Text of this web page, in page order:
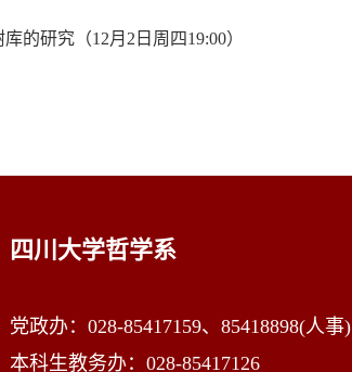
的研究（12月2日周四19:00）
四川大学哲学系
党政办：028-85417159、85418898(人事)
本科生教务办：028-85417126